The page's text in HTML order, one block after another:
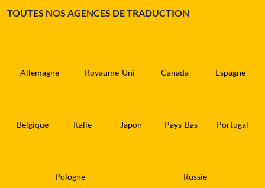
TOUTES NOS AGENCES DE TRADUCTION
Allemagne Royaume-Uni Canada Espagne
Belgique Italie Japon Pays-Bas Portugal
Pologne Russie